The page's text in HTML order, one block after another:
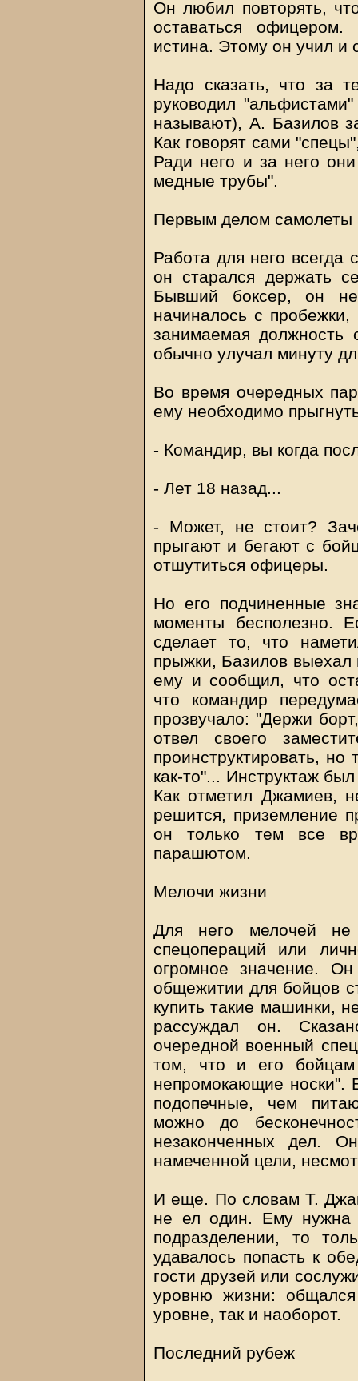
Он любил повторять,
оставаться
истина. Этому он учил и
Надо сказать, что за
руководил
называют), А. Базилов
Как говорят сами
Ради него и за него
медные трубы".
Первым делом самолеты
Работа для него всегда
он старался держать
Бывший боксер, он
начиналось с
занимаемая
обычно улучал минуту
Во время очередных
ему необходимо
- Командир, вы когда
- Лет 18 назад...
- Может, не стоит?
прыгают и бегают с
отшутиться офицеры.
Но его подчиненные
моменты бесполезно.
сделает то, что
прыжки, Базилов выехал
ему и сообщил, что
что командир
прозвучало: "Держи
отвел своего
проинструктировать,
как-то"... Инструктаж
Как отметил Джамиев,
решится, приземление
он только тем все
парашютом.
Мелочи жизни
Для него мелочей не
спецопераций или
огромное значение.
общежитии для бойцов
купить такие машинки,
рассуждал он.
очередной военный
том, что и его
непромокающие носки".
подопечные, чем
можно до
незаконченных дел.
намеченной цели,
И еще. По словам Т.
не ел один. Ему нужна
подразделении, то
удавалось попасть к
гости друзей или
уровню жизни:
уровне, так и наоборот.
Последний рубеж